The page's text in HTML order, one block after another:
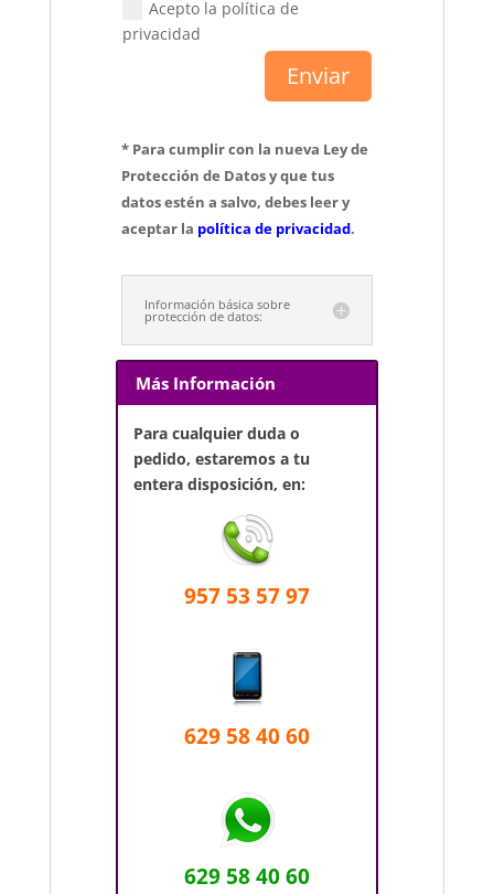
Acepto la política de
privacidad
Enviar
* Para cumplir con la nueva Ley de
Protección de Datos y que tus
datos estén a salvo, debes leer y
aceptar la política de privacidad.
Información básica sobre
protección de datos:
Más Información
Para cualquier duda o
pedido, estaremos a tu
entera disposición, en:
957 53 57 97
629 58 40 60
629 58 40 60